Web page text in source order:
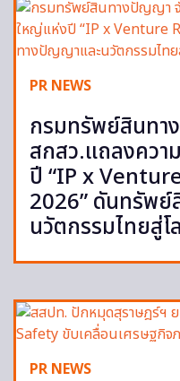
PR NEWS
กรมทรัพย์สินท
สกสว.แถลงควา
ปี “IP x
2026” ดันทรัพ
นวัตกรรมไทยสู่โ
PR NEWS